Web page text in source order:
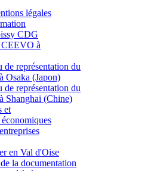
légales
CDG
CEEVO à
de représentation du
Osaka (Japon)
de représentation du
Shanghai (Chine)
et
en Val d'Oise
la documentation